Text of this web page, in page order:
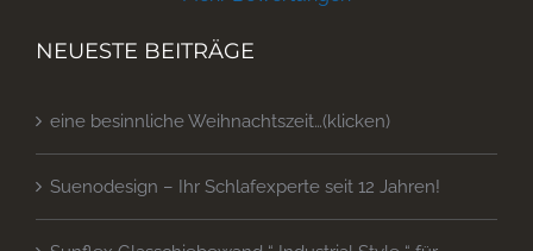
NEUESTE BEITRÄGE
eine besinnliche Weihnachtszeit…(klicken)
Suenodesign – Ihr Schlafexperte seit 12 Jahren!